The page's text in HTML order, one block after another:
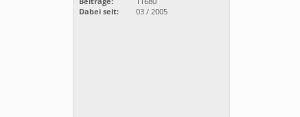
Dabei seit:
03 / 2005